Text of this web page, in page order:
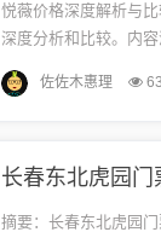
悦薇价格深度解析与
深度分析和比较。内
买建议。摘要字数在
佐佐木惠理
长春东北虎园
摘要：长春东北虎园